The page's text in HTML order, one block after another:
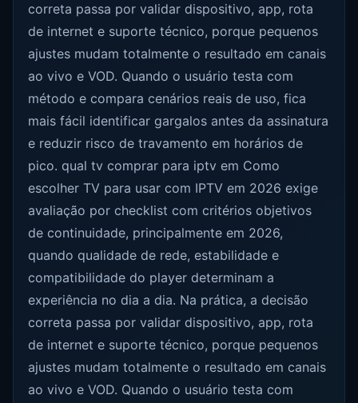
correta passa por validar dispositivo, app, rota
de internet e suporte técnico, porque pequenos
ajustes mudam totalmente o resultado em canais
ao vivo e VOD. Quando o usuário testa com
método e compara cenários reais de uso, fica
mais fácil identificar gargalos antes da assinatura
e reduzir risco de travamento em horários de
pico. qual tv comprar para iptv em Como
escolher TV para usar com IPTV em 2026 exige
avaliação por checklist com critérios objetivos
de continuidade, principalmente em 2026,
quando qualidade de rede, estabilidade e
compatibilidade do player determinam a
experiência no dia a dia. Na prática, a decisão
correta passa por validar dispositivo, app, rota
de internet e suporte técnico, porque pequenos
ajustes mudam totalmente o resultado em canais
ao vivo e VOD. Quando o usuário testa com